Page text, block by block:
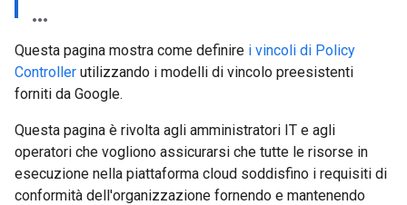
Questa pagina mostra come definire i vincoli di Policy
Controller utilizzando i modelli di vincolo preesistenti
forniti da Google.
Questa pagina è rivolta agli amministratori IT e agli
operatori che vogliono assicurarsi che tutte le risorse in
esecuzione nella piattaforma cloud soddisfino i requisiti di
conformità dell'organizzazione fornendo e mantenendo